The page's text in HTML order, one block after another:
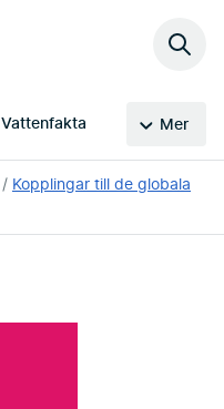
Vattenfakta Mer
Sök
Kopplingar till de globala